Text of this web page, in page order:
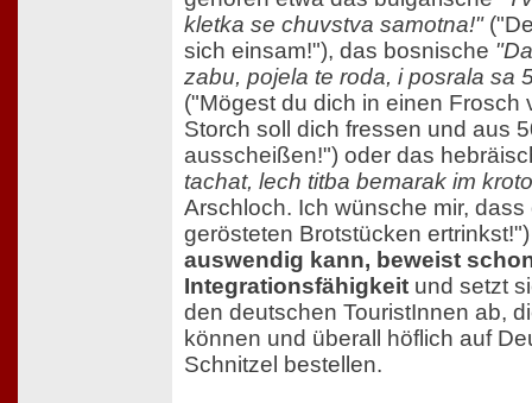
kletka se chuvstva samotna!"
sich einsam!"), das bosnische
zabu, pojela te roda, i posrala sa
("Mögest du dich in einen Frosch
Storch soll dich fressen und aus
ausscheißen!") oder das
tachat, lech titba bemarak im
Arschloch. Ich wünsche mir,
gerösteten Brotstücken
auswendig kann, beweist
Integrationsfähigkeit und setzt
den deutschen TouristInnen ab,
können und überall höflich auf
Schnitzel bestellen.